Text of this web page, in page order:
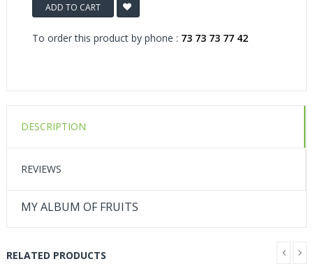
ADD TO CART
To order this product by phone : 73 73 73 77 42
DESCRIPTION
REVIEWS
MY ALBUM OF FRUITS
RELATED PRODUCTS